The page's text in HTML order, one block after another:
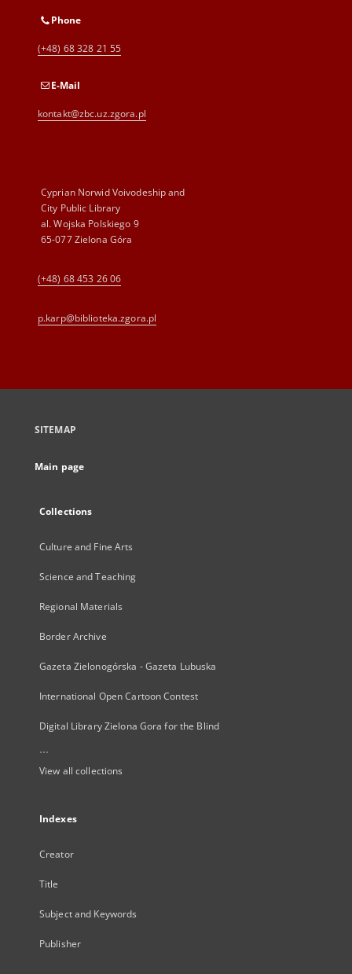
Phone
(+48) 68 328 21 55
E-Mail
kontakt@zbc.uz.zgora.pl
Cyprian Norwid Voivodeship and
City Public Library
al. Wojska Polskiego 9
65-077 Zielona Góra
(+48) 68 453 26 06
p.karp@biblioteka.zgora.pl
SITEMAP
Main page
Collections
Culture and Fine Arts
Science and Teaching
Regional Materials
Border Archive
Gazeta Zielonogórska - Gazeta Lubuska
International Open Cartoon Contest
Digital Library Zielona Gora for the Blind
...
View all collections
Indexes
Creator
Title
Subject and Keywords
Publisher